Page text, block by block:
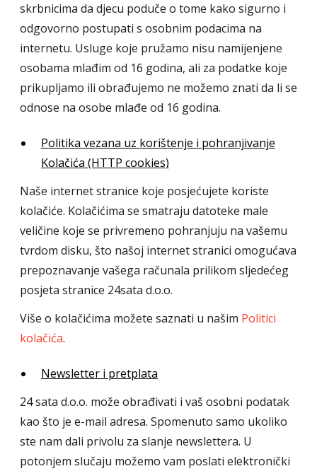
skrbnicima da djecu poduče o tome kako sigurno i
odgovorno postupati s osobnim podacima na
internetu. Usluge koje pružamo nisu namijenjene
osobama mlađim od 16 godina, ali za podatke koje
prikupljamo ili obrađujemo ne možemo znati da li se
odnose na osobe mlađe od 16 godina.
Politika vezana uz korištenje i pohranjivanje
Kolačića (HTTP cookies)
Naše internet stranice koje posjećujete koriste
kolačiće. Kolačićima se smatraju datoteke male
veličine koje se privremeno pohranjuju na vašemu
tvrdom disku, što našoj internet stranici omogućava
prepoznavanje vašega računala prilikom sljedećeg
posjeta stranice 24sata d.o.o.
Više o kolačićima možete saznati u našim Politici
kolačića.
Newsletter i pretplata
24 sata d.o.o. može obrađivati i vaš osobni podatak
kao što je e-mail adresa. Spomenuto samo ukoliko
ste nam dali privolu za slanje newslettera. U
potonjem slučaju možemo vam poslati elektronički